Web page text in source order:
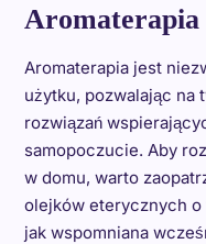
Aromaterapia
Aromaterapia jest
użytku, pozwalając na
rozwiązań
samopoczucie. Aby
w domu, warto
olejków eterycznych o
jak wspomniana